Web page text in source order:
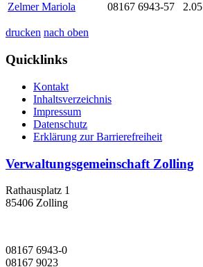
Zelmer Mariola
08167 6943-57 2.05
drucken nach oben
Quicklinks
Kontakt
Inhaltsverzeichnis
Impressum
Datenschutz
Erklärung zur Barrierefreiheit
Verwaltungsgemeinschaft Zolling
Rathausplatz 1
85406 Zolling
08167 6943-0
08167 9023